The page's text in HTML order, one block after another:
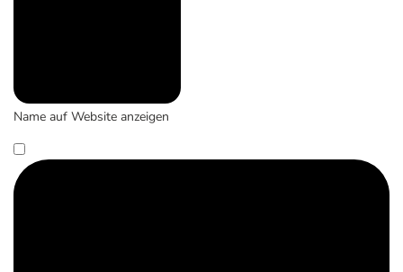
Name auf Website anzeigen